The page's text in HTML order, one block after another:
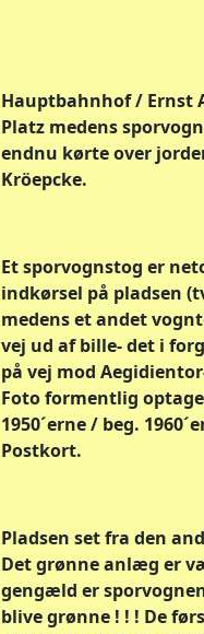
Hauptbahnhof / Ernst
Platz medens
endnu kørte over
Kröepcke.
Et sporvognstog er
indkørsel på pladsen
medens et andet
vej ud af bille- det i
på vej mod
Foto formentlig
1950´erne / beg.
Postkort.
Pladsen set fra den
Det grønne anlæg er
gengæld er
blive grønne ! ! ! De